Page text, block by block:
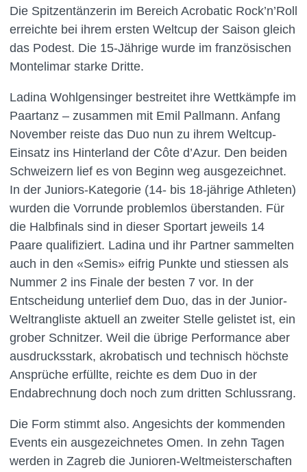
Die Spitzentänzerin im Bereich Acrobatic Rock’n’Roll
erreichte bei ihrem ersten Weltcup der Saison gleich
das Podest. Die 15-Jährige wurde im französischen
Montelimar starke Dritte.
Ladina Wohlgensinger bestreitet ihre Wettkämpfe im
Paartanz – zusammen mit Emil Pallmann. Anfang
November reiste das Duo nun zu ihrem Weltcup-
Einsatz ins Hinterland der Côte d’Azur. Den beiden
Schweizern lief es von Beginn weg ausgezeichnet.
In der Juniors-Kategorie (14- bis 18-jährige Athleten)
wurden die Vorrunde problemlos überstanden. Für
die Halbfinals sind in dieser Sportart jeweils 14
Paare qualifiziert. Ladina und ihr Partner sammelten
auch in den «Semis» eifrig Punkte und stiessen als
Nummer 2 ins Finale der besten 7 vor. In der
Entscheidung unterlief dem Duo, das in der Junior-
Weltrangliste aktuell an zweiter Stelle gelistet ist, ein
grober Schnitzer. Weil die übrige Performance aber
ausdrucksstark, akrobatisch und technisch höchste
Ansprüche erfüllte, reichte es dem Duo in der
Endabrechnung doch noch zum dritten Schlussrang.
Die Form stimmt also. Angesichts der kommenden
Events ein ausgezeichnetes Omen. In zehn Tagen
werden in Zagreb die Junioren-Weltmeisterschaften